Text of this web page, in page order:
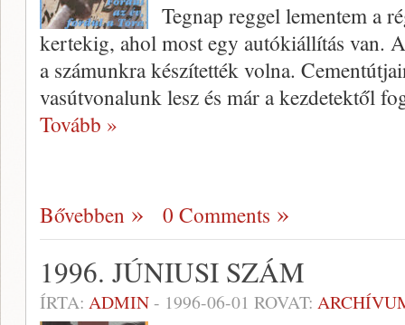
Tegnap reggel lementem a
kertekig, ahol most egy autókiállítás van.
a számunkra ké­szítették volna.
vasútvonalunk lesz és már a kezdetektől
Tovább »
Bővebben 0 Comments
1996. JÚNIUSI SZÁM
ÍRTA: ADMIN- 1996-06-01 ROVAT: